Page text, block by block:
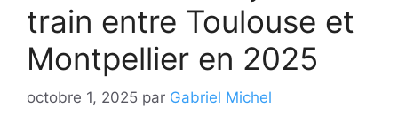
train entre Toulouse et
Montpellier en 2025
octobre 1, 2025 par Gabriel Michel